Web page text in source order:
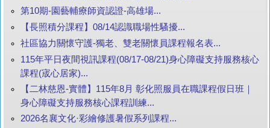
第10期-園藝輔療師資認證-高雄場...
【長照積分課程】08/14認識職場性騷擾...
社區協力關懷守護-獨老、雙老關懷員課程報名表...
115年平日夜間視訊課程(08/17-08/21)身心障礙支持服務核心
課程(宬心居家)...
【二林慈恩-實體】115年8月 彰化照服員在職課程假日班｜
身心障礙支持服務核心課程訓練...
2026名襄文化·彩繪修護暑假系列課程...